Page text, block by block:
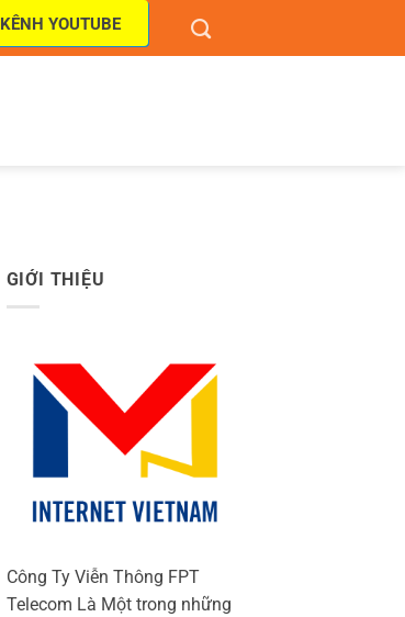
KÊNH YOUTUBE
GIỚI THIỆU
Công Ty Viễn Thông FPT
Telecom Là Một trong những